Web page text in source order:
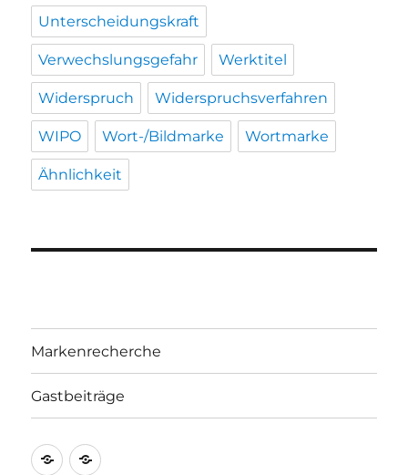
Unterscheidungskraft
Verwechslungsgefahr Werktitel
Widerspruch Widerspruchsverfahren
WIPO Wort-/Bildmarke Wortmarke
Ähnlichkeit
Markenrecherche
Gastbeiträge
Markenrecherche
Gastbeiträge